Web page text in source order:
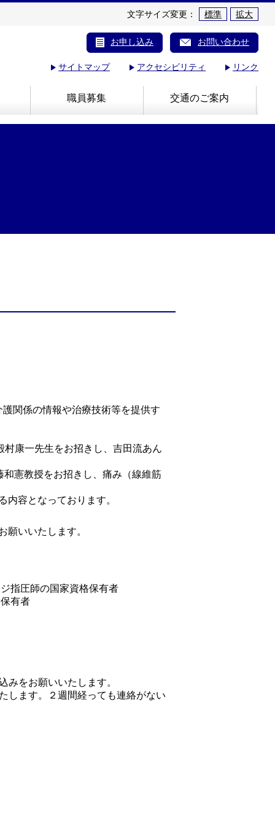
文字サイズ変更： 標準 拡大
お申し込み お問い合わせ
サイトマップ アクセシビリティ リンク
職員募集 交通のご案内
関係の情報や治療技術等を提供す
康一先生をお招きし、吉田流あん
憲教授をお招きし、痛み（線維筋
容となっております。
願いいたします。
指圧師の国家資格保有者
有者
をお願いいたします。
します。２週間経っても連絡がない